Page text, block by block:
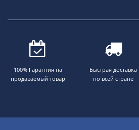
100% Гарантия на
продаваемый товар
Быстрая доставка
по всей стране